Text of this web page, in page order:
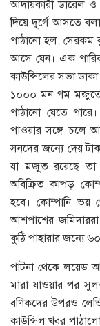
আদায়কারী ডারেল ও
দিয়ে দুর্গে আসতে
পাঠানো হল, সেরকম
আসে যেন। এক
কাউন্সিলের সভা
১০০০ মন গম মজুতের
পাঠানো যেতে
পাওয়ার সঙ্গে চলে
সনদের জন্যে দেয়
যা মজুত রয়েছে তা
অবিক্রিত কাপড়
হবে। কোম্পানি ভয়
আশপাশের
কুঠি পাহারার জন্যে
পাটনা থেকে লয়েড
মারা যাওয়ার পর
বণিকদের উপরও
কাউন্সিল খবর